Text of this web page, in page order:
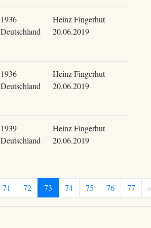
1936
Deutschland
Heinz Fingerhut
20.06.2019
1936
Deutschland
Heinz Fingerhut
20.06.2019
1939
Deutschland
Heinz Fingerhut
20.06.2019
71 72 73 74 75 76 77 ›